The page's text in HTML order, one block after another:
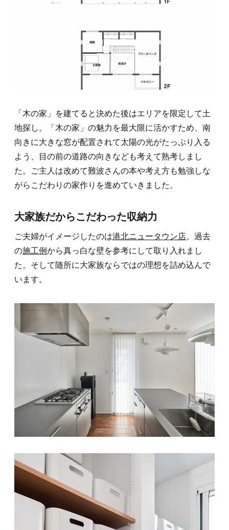
「木の家」を建てると決めた後はエリアを限定して土
地探し。「木の家」の魅力を最大限に活かすため、南
向きに大きな窓が配置されて太陽の光がたっぷり入る
よう、目の前の道路の向きなども考えて熟考しまし
た。ご主人は改めて難波さんの本や考え方も勉強しな
がらこだわりの家作りを進めていきました。
大家族だからこだわった収納力
ご夫婦がイメージしたのは港北ニュータウン店。過去
の施工例から真っ白な壁を参考にして取り入れまし
た。そして随所に大家族ならではの理想を詰め込んで
います。